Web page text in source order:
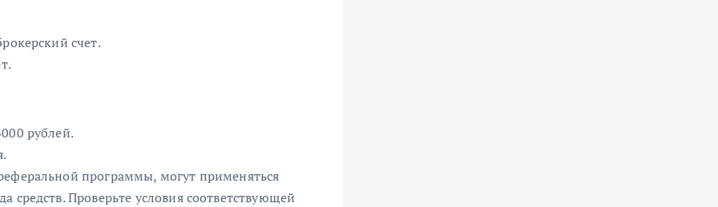
счет.
рублей.
программы, могут применяться
Проверьте условия соответствующей